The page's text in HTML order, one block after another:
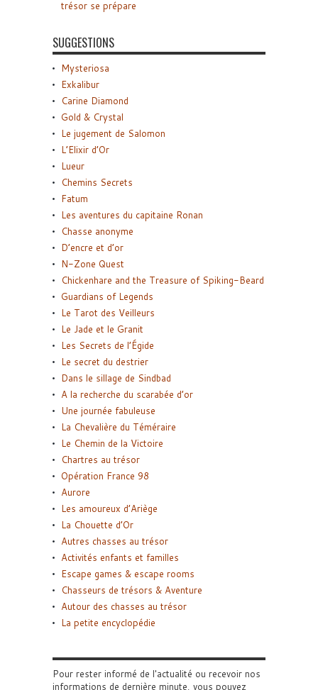
trésor se prépare
SUGGESTIONS
Mysteriosa
Exkalibur
Carine Diamond
Gold & Crystal
Le jugement de Salomon
L’Elixir d’Or
Lueur
Chemins Secrets
Fatum
Les aventures du capitaine Ronan
Chasse anonyme
D’encre et d’or
N-Zone Quest
Chickenhare and the Treasure of Spiking-Beard
Guardians of Legends
Le Tarot des Veilleurs
Le Jade et le Granit
Les Secrets de l’Égide
Le secret du destrier
Dans le sillage de Sindbad
A la recherche du scarabée d’or
Une journée fabuleuse
La Chevalière du Téméraire
Le Chemin de la Victoire
Chartres au trésor
Opération France 98
Aurore
Les amoureux d’Ariège
La Chouette d’Or
Autres chasses au trésor
Activités enfants et familles
Escape games & escape rooms
Chasseurs de trésors & Aventure
Autour des chasses au trésor
La petite encyclopédie
Pour rester informé de l'actualité ou recevoir nos
informations de dernière minute, vous pouvez